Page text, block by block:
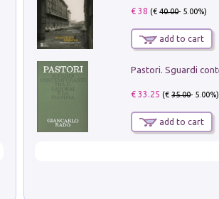
€ 38 (€40.00- 5.00%)
add to cart
€ 33.25 (€35.00- 5.00%)
add to cart